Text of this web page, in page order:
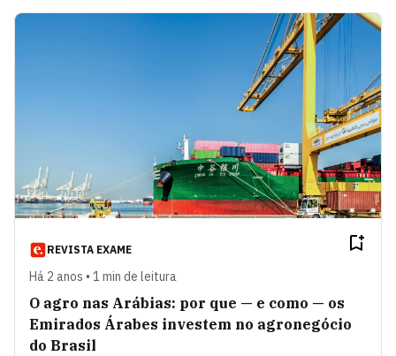
REVISTA EXAME
Há 2 anos • 1 min de leitura
O agro nas Arábias: por que — e como — os
Emirados Árabes investem no agronegócio
do Brasil